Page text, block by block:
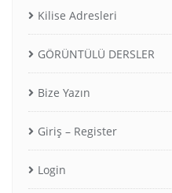
Kilise Adresleri
GÖRÜNTÜLÜ DERSLER
Bize Yazın
Giriş – Register
Login